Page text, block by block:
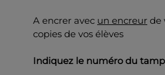
A encrer avec un encreur de
copies de vos élèves
Indiquez le numéro du